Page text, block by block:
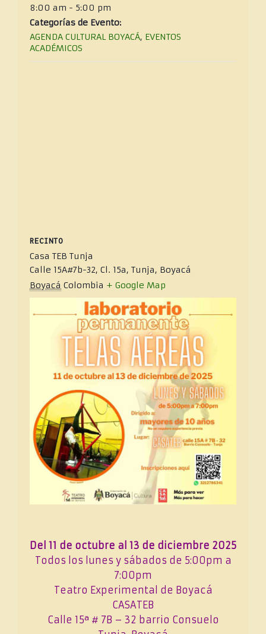
8:00 am - 5:00 pm
Categorías de Evento:
AGENDA CULTURAL BOYACÁ, EVENTOS
ACADÉMICOS
RECINTO
Casa TEB Tunja
Calle 15A#7b-32, Cl. 15a, Tunja, Boyacá
Boyacá Colombia + Google Map
Del 11 de octubre al 13 de diciembre 2025
Todos los lunes y sábados de 5:00pm a
7:00pm
Teatro Experimental de Boyacá
CASATEB
Calle 15ª # 7B – 32 barrio Consuelo